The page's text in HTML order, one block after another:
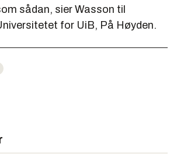
sådan, sier Wasson til
for UiB, På Høyden.